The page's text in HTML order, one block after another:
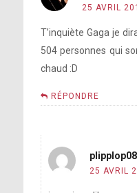
25 AVRIL
T’inquiète Gaga je
504 personnes qui
chaud :D
RÉPONDRE
25 AVRIL